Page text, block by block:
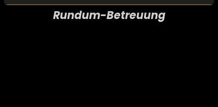
Rundum-Betreuung